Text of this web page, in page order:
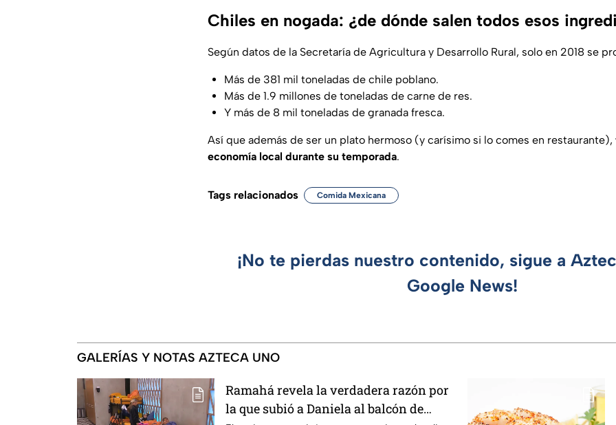
Chiles en nogada: ¿de dónde salen todos esos
Según datos de la Secretaría de Agricultura y Desarrollo Rural, solo en 2018 se
Más de 381 mil toneladas de chile poblano.
Más de 1.9 millones de toneladas de carne de res.
Y más de 8 mil toneladas de granada fresca.
Así que además de ser un plato hermoso (y carísimo si lo comes en restaurante),
economía local durante su temporada.
Tags relacionados Comida Mexicana
¡No te pierdas nuestro contenido, sigue a
Google News!
GALERÍAS Y NOTAS AZTECA UNO
Ramahá revela la verdadera razón por
la que subió a Daniela al balcón de